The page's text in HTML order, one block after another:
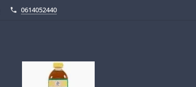
0614052440